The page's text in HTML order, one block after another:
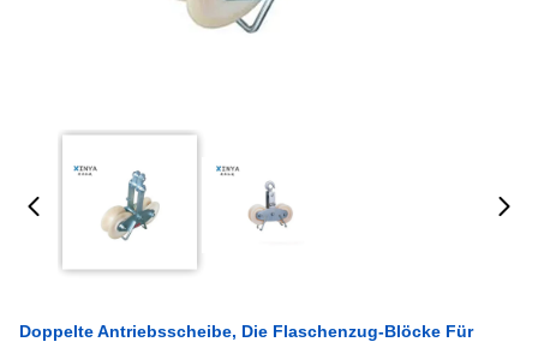
Doppelte Antriebsscheibe, Die Flaschenzug-Blöcke Für